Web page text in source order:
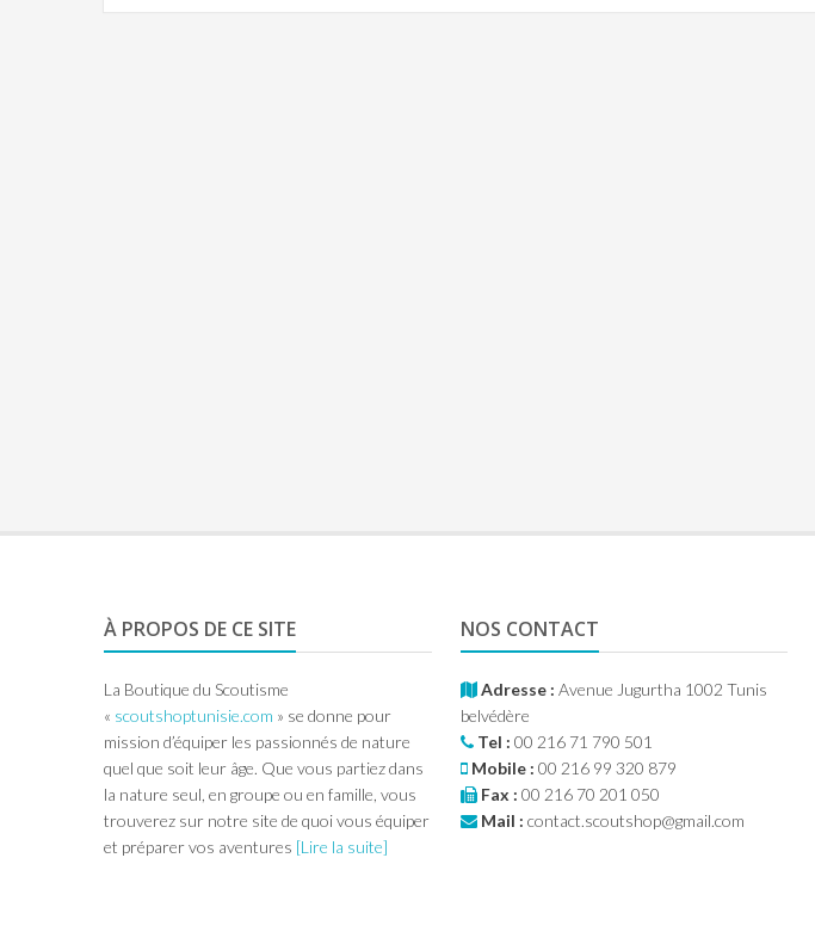
À PROPOS DE CE SITE
La Boutique du Scoutisme
« scoutshoptunisie.com » se donne pour
mission d’équiper les passionnés de nature
quel que soit leur âge. Que vous partiez dans
la nature seul, en groupe ou en famille, vous
trouverez sur notre site de quoi vous équiper
et préparer vos aventures [Lire la suite]
NOS CONTACT
Adresse : Avenue Jugurtha 1002 Tunis
belvédère
Tel : 00 216 71 790 501
Mobile : 00 216 99 320 879
Fax : 00 216 70 201 050
Mail : contact.scoutshop@gmail.com